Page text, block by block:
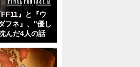
』と『ウ
フネ』、"優し
んだ4人の話